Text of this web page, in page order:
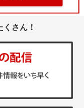
さん！